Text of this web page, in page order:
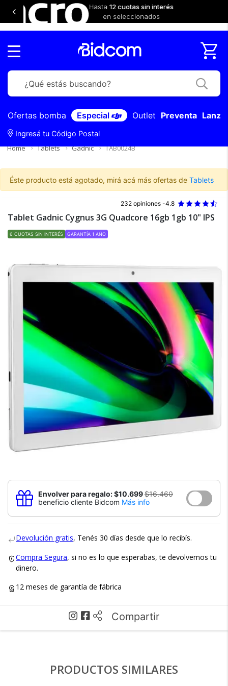
sin interés
Ofertas bomba Especial Outlet Preventa
Ingresá tu Código Postal
Home Tablets Gadnic TAB0024B
Éste producto está agotado, mirá acá más ofertas de Tablets
232 opiniones -4.8
Tablet Gadnic Cygnus 3G Quadcore 16gb 1gb 10" IPS
6 CUOTAS SIN INTERÉS GARANTÍA 1 AÑO
Envolver para regalo: $10.699$16.460
beneficio cliente Bidcom Más info
Devolución gratis, Tenés 30 días desde que lo recibís.
Compra Segura, si no es lo que esperabas, te devolvemos tu
dinero.
12 meses de garantía de fábrica
Compartir
PRODUCTOS SIMILARES